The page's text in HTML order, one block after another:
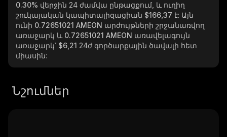
0.30% վերջին 24 ժամվա ընթացքում, և ուղիղ
շուկայական կապիտալիզացիան $166,37 է: Այն
ունի 0.72651021 AMEON արժույթների շրջանառվող
առաջարկ և 0.72651021 AMEON առավելագույն
առաջարկ՝ $6,21 24ժ գործարքային ծավալի հետ
միասին:
Նշումներ